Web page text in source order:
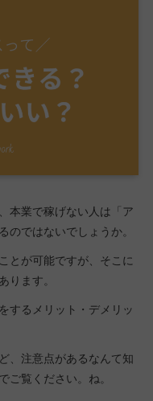
本業で稼げない人は「ア
のではないでしょうか。
とが可能ですが、そこに
ります。
するメリット・デメリッ
、注意点があるなんて知
ご覧ください。ね。